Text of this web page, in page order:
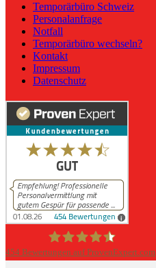
Temporärbüro Schweiz
Personalanfrage
Notfall
Temporärbüro wechseln?
Kontakt
Impressum
Datenschutz
454 Bewertungen auf ProvenExpert.com